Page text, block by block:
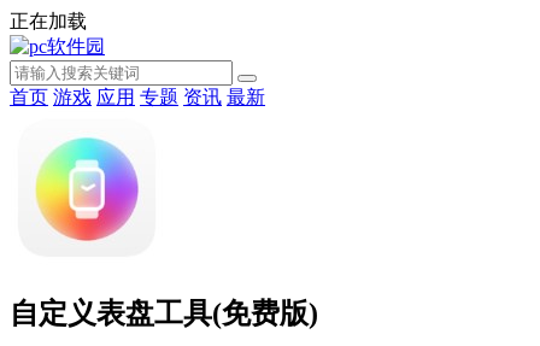
正在加载
首页 游戏 应用 专题 资讯 最新
自定义表盘工具(免费版)